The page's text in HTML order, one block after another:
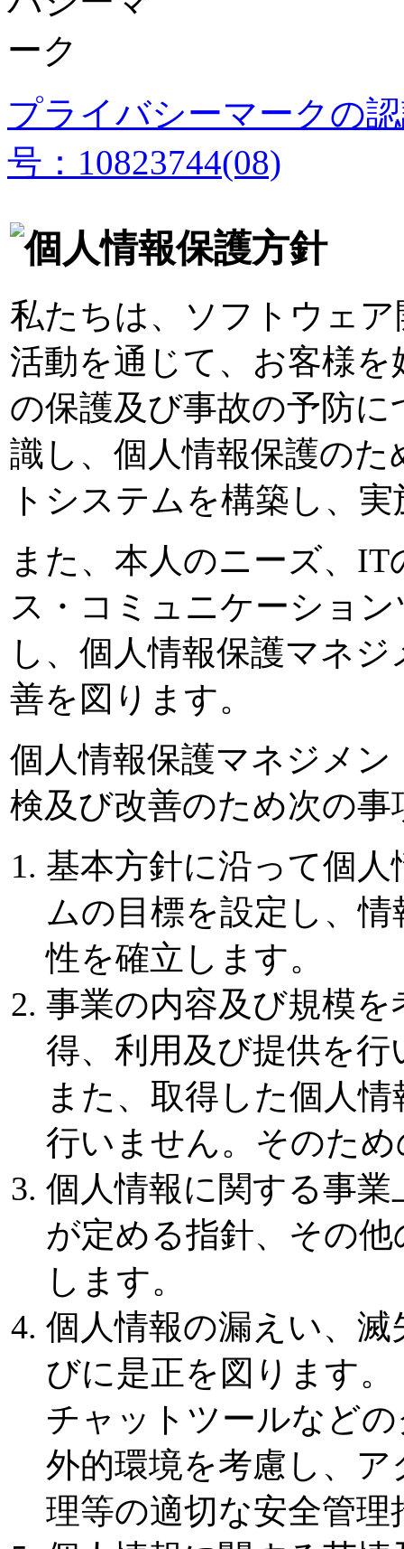
プライバシーマークの
号：10823744(08)
私たちは、ソフトウェ
活動を通じて、お客様
の保護及び事故の予防
識し、個人情報保護の
トシステムを構築し、
また、本人のニーズ、
ス・コミュニケーショ
し、個人情報保護マネ
善を図ります。
個人情報保護マネジメ
検及び改善のため次の
基本方針に沿って個
ムの目標を設定し、
性を確立します。
事業の内容及び規模
得、利用及び提供を行
また、取得した個人
行いません。そのた
個人情報に関する事
が定める指針、その
します。
個人情報の漏えい、
びに是正を図ります。
チャットツールなど
外的環境を考慮し、
理等の適切な安全管